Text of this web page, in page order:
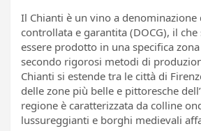
Il Chianti è un vino a
controllata e garantita (DOCG), il
essere prodotto in una specifica
secondo rigorosi metodi di
Chianti si estende tra le città di
delle zone più belle e pittoresche
regione è caratterizzata da colline
lussureggianti e borghi medievali